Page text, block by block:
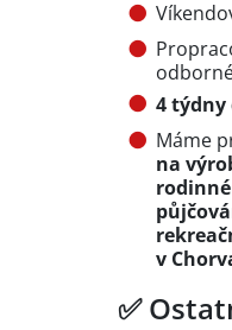
4 týdny
Máme
na
v
✅